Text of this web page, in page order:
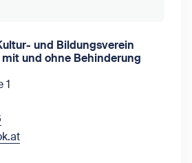
und Bildungsverein
und ohne Behinderung
1